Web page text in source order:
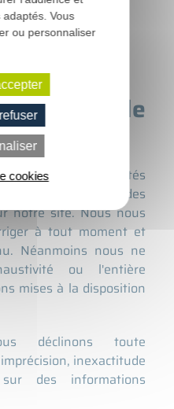
- 35133
de
de nos possibilités
et la mise à jour des
notre site. Nous nous
à tout moment et
Néanmoins nous ne
ou l'entière
mises à la disposition
déclinons toute
inexactitude
des informations
Vous
ou personnaliser
cookies